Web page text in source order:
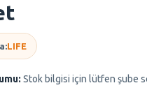
LIFE
Stok bilgisi için lütfen şube